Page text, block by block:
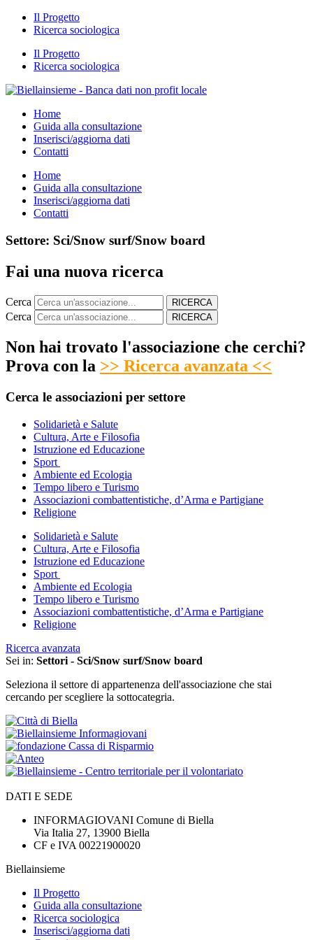
Il Progetto
Ricerca sociologica
Il Progetto
Ricerca sociologica
Home
Guida alla consultazione
Inserisci/aggiorna dati
Contatti
Home
Guida alla consultazione
Inserisci/aggiorna dati
Contatti
Settore: Sci/Snow surf/Snow board
Fai una nuova ricerca
Cerca RICERCA
Cerca RICERCA
Non hai trovato l'associazione che cerchi?
Prova con la >> Ricerca avanzata <<
Cerca le associazioni per settore
Solidarietà e Salute
Cultura, Arte e Filosofia
Istruzione ed Educazione
Sport
Ambiente ed Ecologia
Tempo libero e Turismo
Associazioni combattentistiche, d’Arma e Partigiane
Religione
Solidarietà e Salute
Cultura, Arte e Filosofia
Istruzione ed Educazione
Sport
Ambiente ed Ecologia
Tempo libero e Turismo
Associazioni combattentistiche, d’Arma e Partigiane
Religione
Ricerca avanzata
Sei in: Settori - Sci/Snow surf/Snow board
Seleziona il settore di appartenenza dell'associazione che stai
cercando per scegliere la sottocategria.
DATI E SEDE
INFORMAGIOVANI Comune di Biella
Via Italia 27, 13900 Biella
CF e IVA 00221900020
Biellainsieme
Il Progetto
Guida alla consultazione
Ricerca sociologica
Inserisci/aggiorna dati